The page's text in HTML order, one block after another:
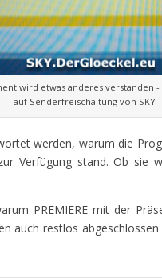
wird etwas anderes verstanden
auf Senderfreischaltung von SKY
werden, warum die
Verfügung stand. Ob
PREMIERE mit der
auch restlos